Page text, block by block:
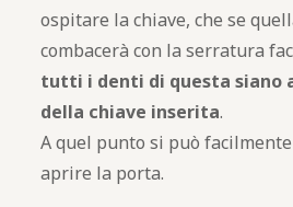
ospitare la chiave, che se
combacerà con la serratura
tutti i denti di questa siano
della chiave inserita.
A quel punto si può
aprire la porta.